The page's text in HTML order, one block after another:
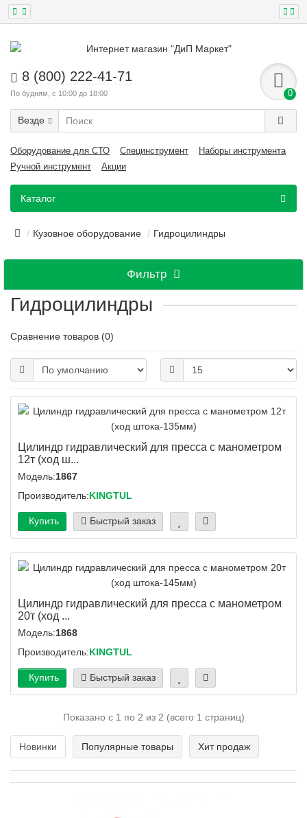
8 (800) 222-41-71
По будням, с 10:00 до 18:00 0
Везде
Оборудование для СТО Специнструмент
Наборы инструмента
Ручной инструмент
Акции
Каталог
Кузовное оборудование Гидроцилиндры
Фильтр
Гидроцилиндры
Сравнение товаров (0)
Цилиндр гидравлический для пресса с манометром
12т (ход ш...
Модель:1867
Производитель:KINGTUL
Купить Быстрый заказ
Цилиндр гидравлический для пресса с манометром
20т (ход ...
Модель:1868
Производитель:KINGTUL
Купить Быстрый заказ
Показано с 1 по 2 из 2 (всего 1 страниц)
Новинки Популярные товары Хит продаж